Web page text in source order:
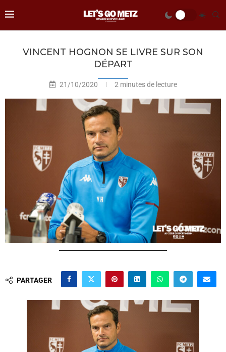
VINCENT HOGNON SE LIVRE SUR SON
DÉPART
21/10/2020 2 minutes de lecture
PARTAGER